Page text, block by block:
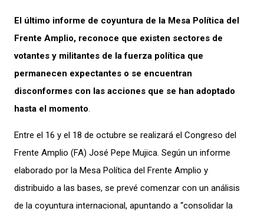
El último informe de coyuntura de la Mesa Política del
Frente Amplio, reconoce que existen sectores de
votantes y militantes de la fuerza política que
permanecen expectantes o se encuentran
disconformes con las acciones que se han adoptado
hasta el momento
Entre el 16 y el 18 de octubre se realizará el Congreso del
Frente Amplio (FA) José Pepe Mujica. Según un informe
elaborado por la Mesa Política del Frente Amplio y
distribuido a las bases, se prevé comenzar con un análisis
de la coyuntura internacional, apuntando a “consolidar la